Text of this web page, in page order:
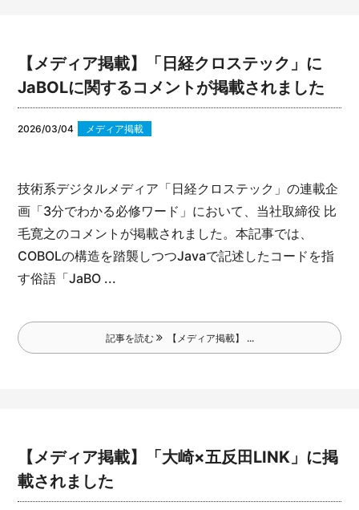
【メディア掲載】「日経クロステック」に
JaBOLに関するコメントが掲載されました
2026/03/04 メディア掲載
技術系デジタルメディア「日経クロステック」の連載企
画「3分でわかる必修ワード」において、当社取締役 比
毛寛之のコメントが掲載されました。本記事では、
COBOLの構造を踏襲しつつJavaで記述したコードを指
す俗語「JaBO ...
記事を読む 【メディア掲載】 ...
【メディア掲載】「大崎×五反田LINK」に掲
載されました